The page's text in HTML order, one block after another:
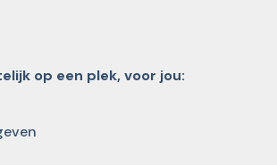
op een plek, voor jou: